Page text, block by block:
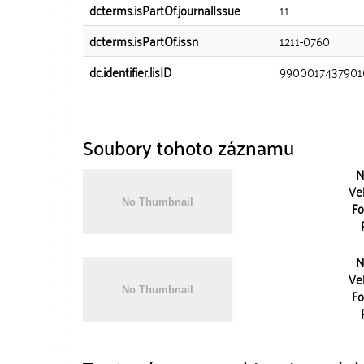
dcterms.isPartOf.journalIssue
11
dcterms.isPartOf.issn
1211-0760
dc.identifier.lisID
Soubory tohoto záznamu